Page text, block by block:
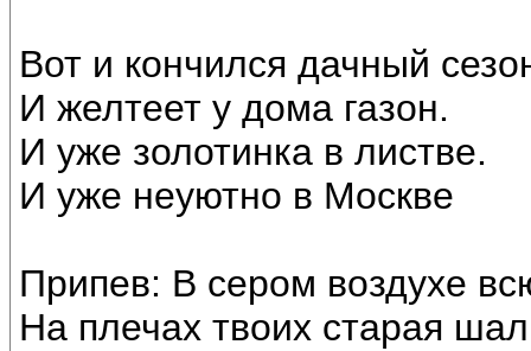
Вот и кончился дачный
И желтеет у дома газон.
И уже золотинка в листве.
И уже неуютно в Москве
Припев: В сером воздухе
На плечах твоих старая